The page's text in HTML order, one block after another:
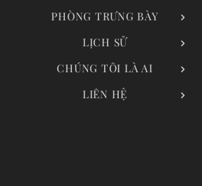
PHÒNG TRƯNG BÀY
LỊCH SỬ
CHÚNG TÔI LÀ AI
LIÊN HỆ